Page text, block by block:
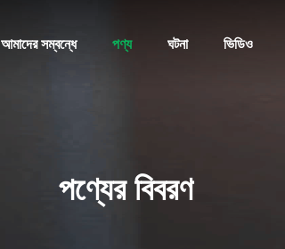
আমাদের সম্বন্ধে পণ্য ঘটনা ভিডিও
পণ্যের বিবরণ